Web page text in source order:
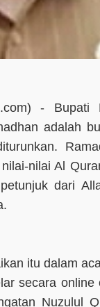
- Bupati
adalah
nilai Al
dari
itu dalam
secara online
Nuzulul